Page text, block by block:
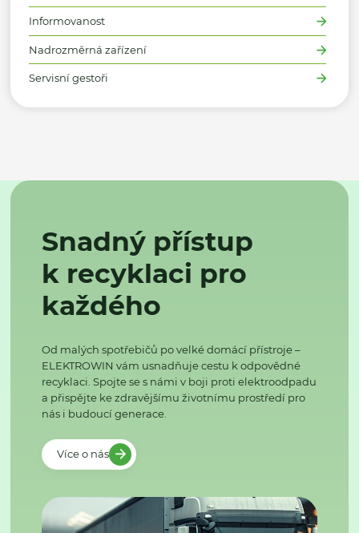
Informovanost
Nadrozměrná zařízení
Servisní gestoři
Snadný přístup
k recyklaci pro
každého
Od malých spotřebičů po velké domácí přístroje –
ELEKTROWIN vám usnadňuje cestu k odpovědné
recyklaci. Spojte se s námi v boji proti elektroodpadu
a přispějte ke zdravějšímu životnímu prostředí pro
nás i budoucí generace.
Více o nás